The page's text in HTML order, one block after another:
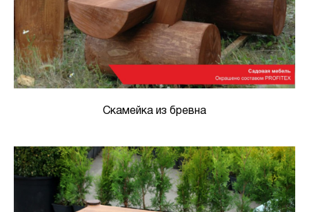
Скамейка из бревна